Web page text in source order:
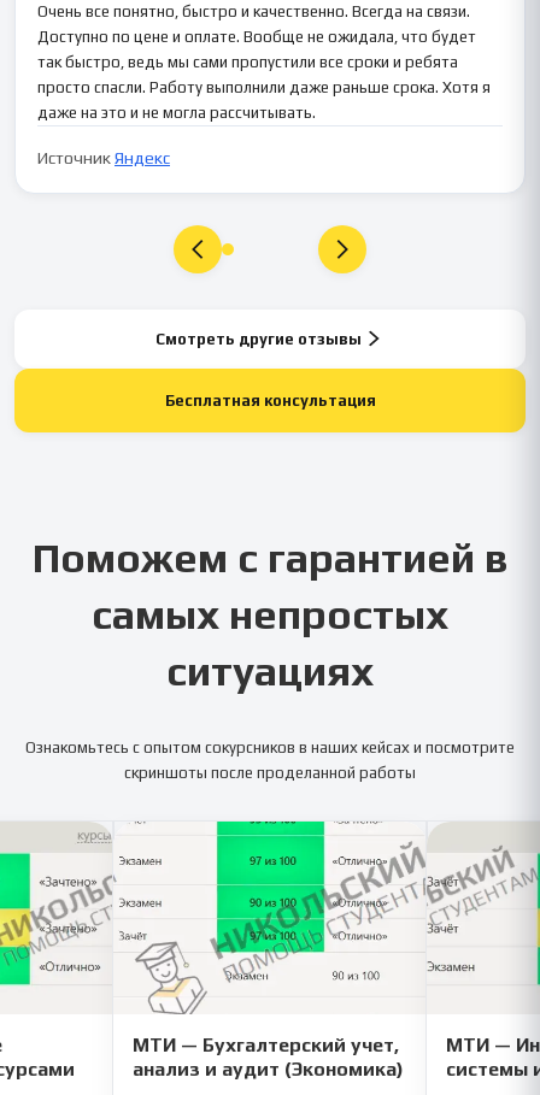
Очень все понятно, быстро и качественно. Всегда на связи.
Доступно по цене и оплате. Вообще не ожидала, что будет
так быстро, ведь мы сами пропустили все сроки и ребята
просто спасли. Работу выполнили даже раньше срока. Хотя я
даже на это и не могла рассчитывать.
ИсточникЯндекс
Смотреть другие отзывы
Бесплатная консультация
Поможем с гарантией в
самых непростых
ситуациях
Ознакомьтесь с опытом сокурсников в наших кейсах и посмотрите
скриншоты после проделанной работы
МТИ — Бухгалтерский учет,
анализ и аудит (Экономика)
МТИ —
системы